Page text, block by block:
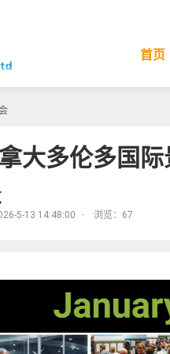
首页
大多伦多国
5-13 14:48:00 · 浏览： 67